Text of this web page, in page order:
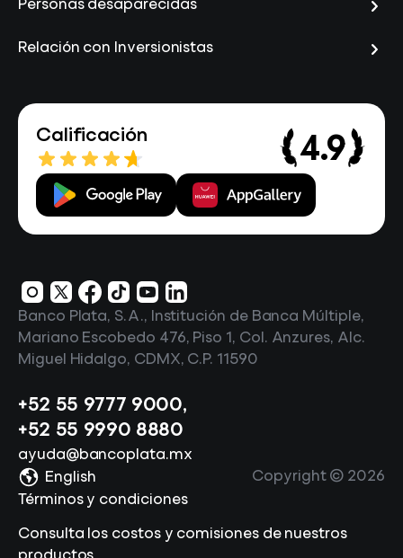
Personas desaparecidas
Relación con Inversionistas
Calificación 4.9
+52 55 9777 9000,
+52 55 9990 8880
ayuda@bancoplata.mx
Banco Plata, S.A., Institución de Banca Múltiple,
Mariano Escobedo 476, Piso 1, Col. Anzures, Alc.
Miguel Hidalgo, CDMX, C.P. 11590
English Copyright © 2026
Términos y condiciones
Consulta los costos y comisiones de nuestros